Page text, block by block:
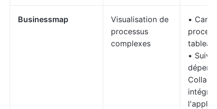
Businessmap
Visualisation de
processus
complexes
•
• Suivi